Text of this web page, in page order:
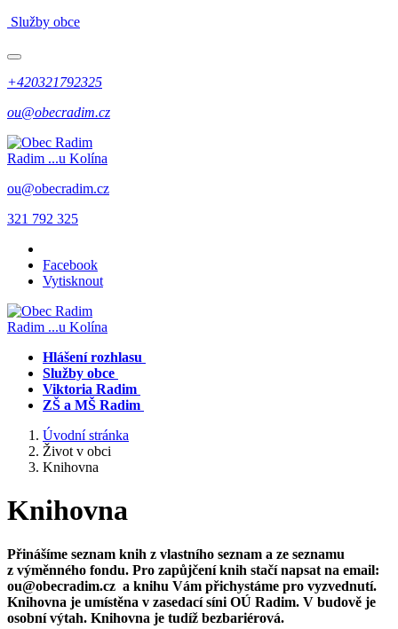
Služby obce
+420321792325
ou@obecradim.cz
Radim ...u Kolína
ou@obecradim.cz
321 792 325
Facebook
Vytisknout
Radim ...u Kolína
Hlášení rozhlasu
Služby obce
Viktoria Radim
ZŠ a MŠ Radim
Úvodní stránka
Život v obci
Knihovna
Knihovna
Přinášíme seznam knih z vlastního seznam a ze seznamu
z výměnného fondu. Pro zapůjčení knih stačí napsat na email:
ou@obecradim.cz a knihu Vám přichystáme pro vyzvednutí.
Knihovna je umístěna v zasedací síni OÚ Radim. V budově je
osobní výtah. Knihovna je tudíž bezbariérová.